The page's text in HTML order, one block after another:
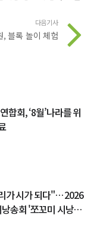
다음기사
, 블록 놀이 체험
합회, ‘8월’나라를 위
가 시가 되다"… 2026
송회 '쪼꼬미 시낭송